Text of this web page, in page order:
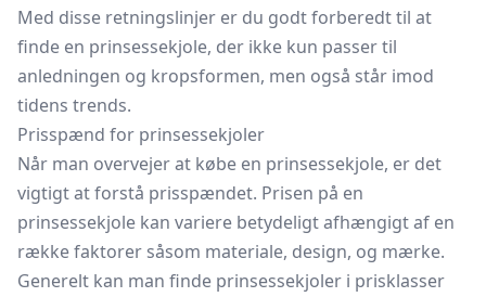
Med disse retningslinjer er du godt forberedt til at
finde en prinsessekjole, der ikke kun passer til
anledningen og kropsformen, men også står imod
tidens trends.
Prisspænd for prinsessekjoler
Når man overvejer at købe en prinsessekjole, er det
vigtigt at forstå prisspændet. Prisen på en
prinsessekjole kan variere betydeligt afhængigt af en
række faktorer såsom materiale, design, og mærke.
Generelt kan man finde prinsessekjoler i prisklasser